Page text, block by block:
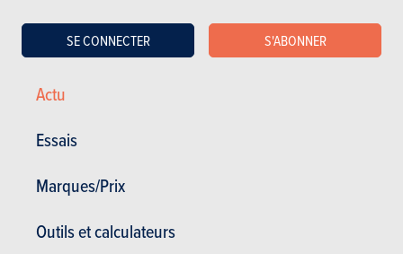
Actu
Essais
Marques/Prix
Outils et calculateurs
SE CONNECTER S'ABONNER